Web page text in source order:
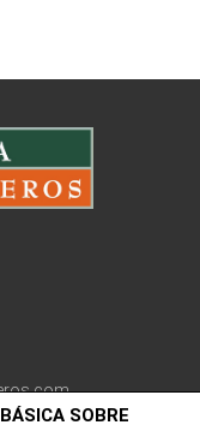
SOBRE